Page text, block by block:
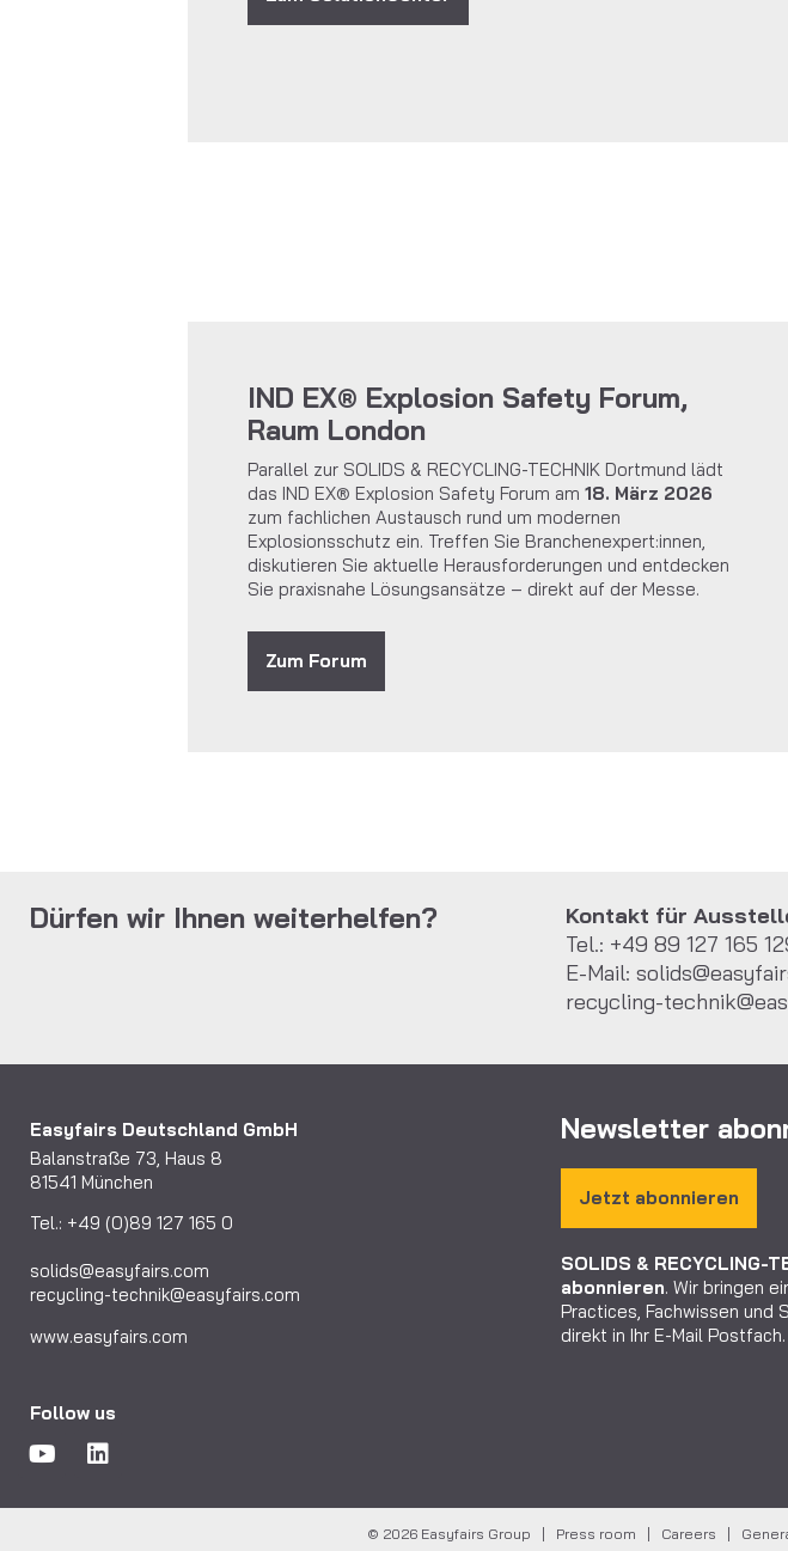
IND EX® Explosion Safety Forum,
Raum London
Parallel zur SOLIDS & RECYCLING-TECHNIK Dortmund lädt
das IND EX® Explosion Safety Forum am 18. März 2026
zum fachlichen Austausch rund um modernen
Explosionsschutz ein. Treffen Sie Branchenexpert:innen,
diskutieren Sie aktuelle Herausforderungen und entdecken
Sie praxisnahe Lösungsansätze – direkt auf der Messe.
Zum Forum
Dürfen wir Ihnen weiterhelfen?
Kontakt für
Tel.: +49 89 127 165
E-Mail:
recycling-
Easyfairs Deutschland GmbH
Balanstraße 73, Haus 8
81541 München
Tel.: +49 (0)89 127 165 0
solids@easyfairs.com
recycling-technik@easyfairs.com
www.easyfairs.com
Follow us
Newsletter
Jetzt abonnieren
SOLIDS & RECYCLING-
abonnieren. Wir bringen
Practices, Fachwissen und
direkt in Ihr E-Mail Postfach.
© 2026 Easyfairs Group | Press room Careers